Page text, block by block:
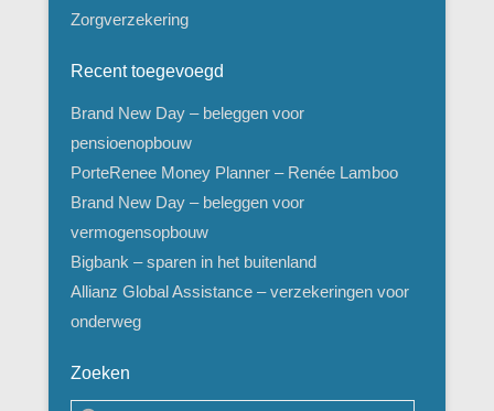
Zorgverzekering
Recent toegevoegd
Brand New Day – beleggen voor
pensioenopbouw
PorteRenee Money Planner – Renée Lamboo
Brand New Day – beleggen voor
vermogensopbouw
Bigbank – sparen in het buitenland
Allianz Global Assistance – verzekeringen voor
onderweg
Zoeken